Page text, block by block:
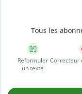
Tous les
Reformuler
un texte
Correcteur